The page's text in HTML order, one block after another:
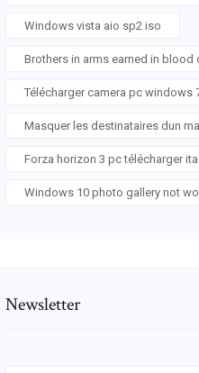
Windows vista aio sp2 iso
Brothers in arms earned in blood
Télécharger camera pc windows
Masquer les destinataires dun
Forza horizon 3 pc télécharger
Windows 10 photo gallery not
Newsletter